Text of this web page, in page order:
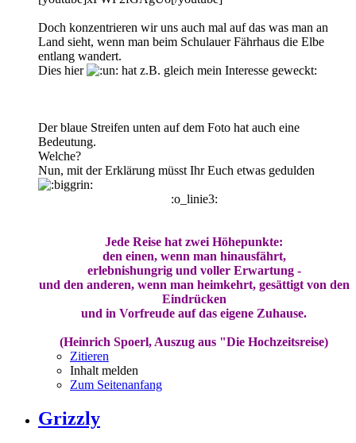
Doch konzentrieren wir uns auch mal auf das was man an
Land sieht, wenn man beim Schulauer Fährhaus die Elbe
entlang wandert.
Dies hier
hat z.B. gleich mein Interesse geweckt:
Der blaue Streifen unten auf dem Foto hat auch eine
Bedeutung.
Welche?
Nun, mit der Erklärung müsst Ihr Euch etwas gedulden
:o_linie3:
Jede Reise hat zwei Höhepunkte:
den einen, wenn man hinausfährt,
erlebnishungrig und voller Erwartung -
und den anderen, wenn man heimkehrt, gesättigt von den
Eindrücken
und in Vorfreude auf das eigene Zuhause.
(Heinrich Spoerl, Auszug aus "Die Hochzeitsreise)
Zitieren
Inhalt melden
Zum Seitenanfang
Grizzly